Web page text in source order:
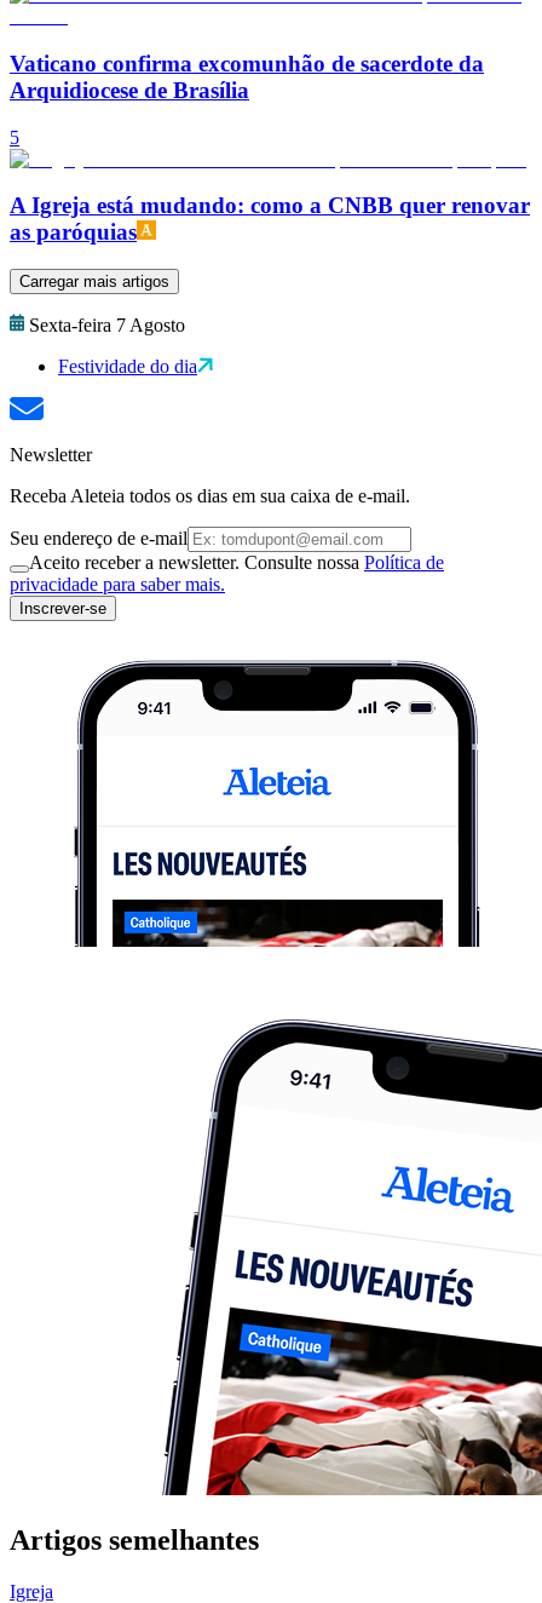
Vaticano confirma excomunhão de sacerdote da
Arquidiocese de Brasília
5
A Igreja está mudando: como a CNBB quer renovar
as paróquias
Carregar mais artigos
Sexta-feira 7 Agosto
Festividade do dia
Newsletter
Receba Aleteia todos os dias em sua caixa de e-mail.
Seu endereço de e-mail
Aceito receber a newsletter. Consulte nossa Política de
privacidade para saber mais.
Inscrever-se
Artigos semelhantes
Igreja